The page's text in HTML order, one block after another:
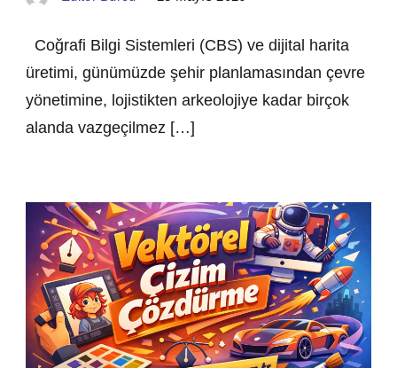
Coğrafi Bilgi Sistemleri (CBS) ve dijital harita
üretimi, günümüzde şehir planlamasından çevre
yönetimine, lojistikten arkeolojiye kadar birçok
alanda vazgeçilmez […]